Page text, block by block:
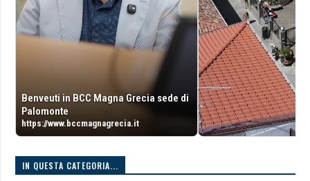
Benveuti in BCC Magna Grecia sede di
Palomonte
https://www.bccmagnagrecia.it
IN QUESTA CATEGORIA...